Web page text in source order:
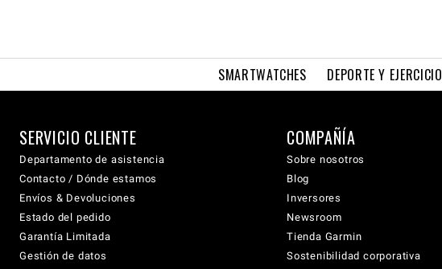
SMARTWATCHES DEPORTE Y EJERCICIO
SERVICIO CLIENTE
Departamento de asistencia
Contacto / Dónde estamos
Envíos & Devoluciones
Estado del pedido
Garantía Limitada
Gestión de datos
COMPAÑÍA
Sobre nosotros
Blog
Inversores
Newsroom
Tienda Garmin
Sostenibilidad corporativa